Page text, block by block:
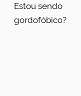
Estou sendo
gordofóbico?